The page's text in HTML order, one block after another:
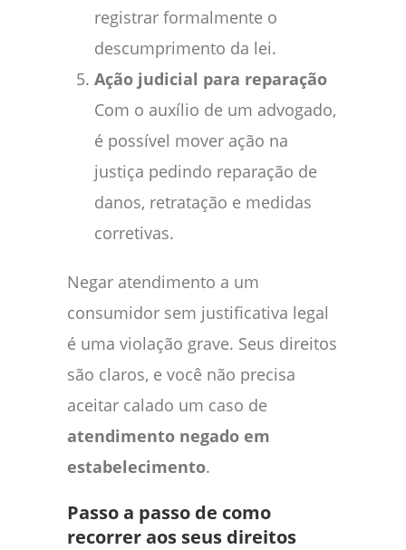
registrar formalmente o
descumprimento da lei.
Ação judicial para reparação
Com o auxílio de um advogado,
é possível mover ação na
justiça pedindo reparação de
danos, retratação e medidas
corretivas.
Negar atendimento a um
consumidor sem justificativa legal
é uma violação grave. Seus direitos
são claros, e você não precisa
aceitar calado um caso de
atendimento negado em
estabelecimento.
Passo a passo de como
recorrer aos seus direitos